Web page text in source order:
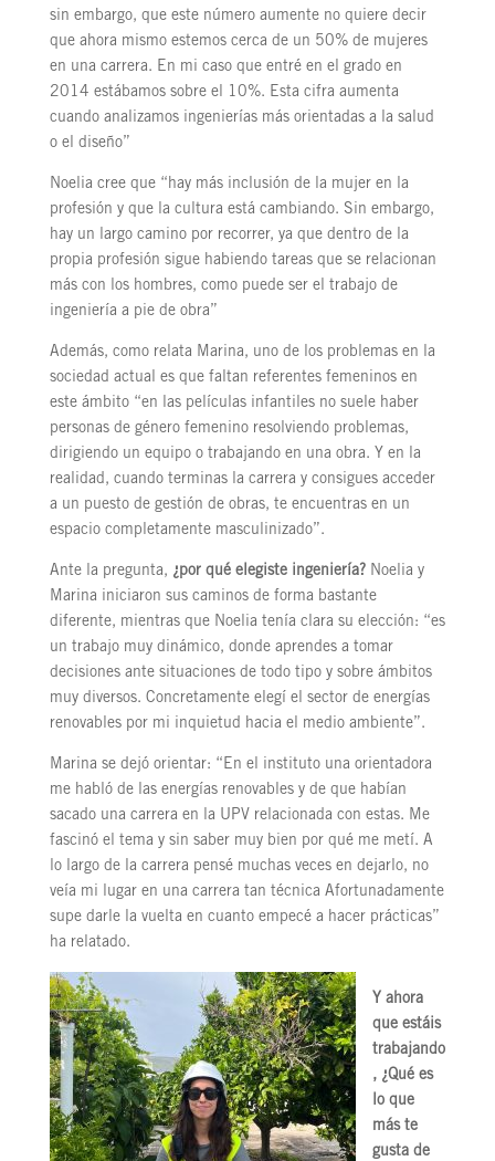
sin embargo, que este número aumente no quiere decir
que ahora mismo estemos cerca de un 50% de mujeres
en una carrera. En mi caso que entré en el grado en
2014 estábamos sobre el 10%. Esta cifra aumenta
cuando analizamos ingenierías más orientadas a la salud
o el diseño”
Noelia cree que “hay más inclusión de la mujer en la
profesión y que la cultura está cambiando. Sin embargo,
hay un largo camino por recorrer, ya que dentro de la
propia profesión sigue habiendo tareas que se relacionan
más con los hombres, como puede ser el trabajo de
ingeniería a pie de obra”
Además, como relata Marina, uno de los problemas en la
sociedad actual es que faltan referentes femeninos en
este ámbito “en las películas infantiles no suele haber
personas de género femenino resolviendo problemas,
dirigiendo un equipo o trabajando en una obra. Y en la
realidad, cuando terminas la carrera y consigues acceder
a un puesto de gestión de obras, te encuentras en un
espacio completamente masculinizado”.
Ante la pregunta, ¿por qué elegiste ingeniería? Noelia y
Marina iniciaron sus caminos de forma bastante
diferente, mientras que Noelia tenía clara su elección: “es
un trabajo muy dinámico, donde aprendes a tomar
decisiones ante situaciones de todo tipo y sobre ámbitos
muy diversos. Concretamente elegí el sector de energías
renovables por mi inquietud hacia el medio ambiente”.
Marina se dejó orientar: “En el instituto una orientadora
me habló de las energías renovables y de que habían
sacado una carrera en la UPV relacionada con estas. Me
fascinó el tema y sin saber muy bien por qué me metí. A
lo largo de la carrera pensé muchas veces en dejarlo, no
veía mi lugar en una carrera tan técnica Afortunadamente
supe darle la vuelta en cuanto empecé a hacer prácticas”
ha relatado.
Y ahora
que estáis
trabajando
, ¿Qué es
lo que
más te
gusta de